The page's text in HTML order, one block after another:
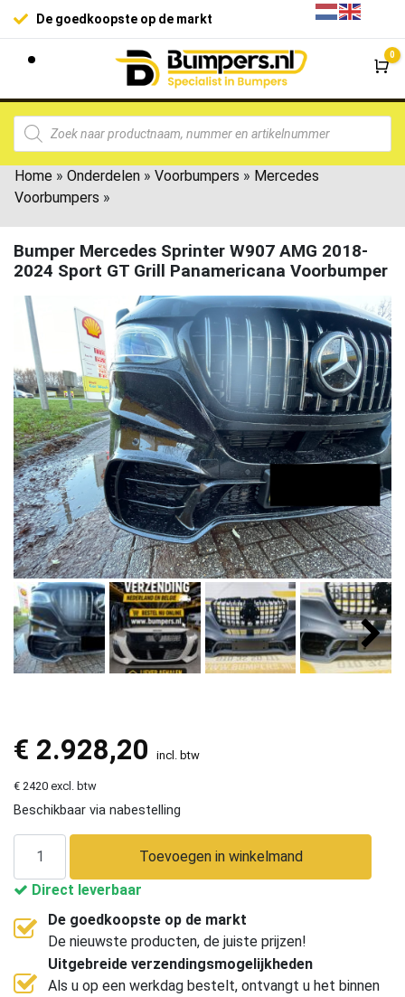
De goedkoopste op de markt
0
Home » Onderdelen » Voorbumpers » Mercedes
Voorbumpers »
Bumper Mercedes Sprinter W907 AMG 2018-
2024 Sport GT Grill Panamericana Voorbumper
€ 2.928,20 incl. btw
€ 2420 excl. btw
Beschikbaar via nabestelling
Toevoegen in winkelmand
Direct leverbaar
De goedkoopste op de markt
De nieuwste producten, de juiste prijzen!
Uitgebreide verzendingsmogelijkheden
Als u op een werkdag bestelt, ontvangt u het binnen